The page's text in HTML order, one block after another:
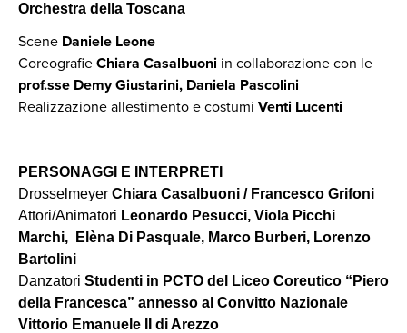
Orchestra della Toscana
Scene Daniele Leone
CoreografieChiara Casalbuoni in collaborazione con le
prof.sse Demy Giustarini, Daniela Pascolini
Realizzazione allestimento e costumi Venti Lucenti
PERSONAGGI E INTERPRETI
Drosselmeyer Chiara Casalbuoni / Francesco Grifoni
Attori/Animatori Leonardo Pesucci, Viola Picchi
Marchi, Elèna Di Pasquale, Marco Burberi, Lorenzo
Bartolini
Danzatori Studenti in PCTO del Liceo Coreutico “Piero
della Francesca” annesso al Convitto Nazionale
Vittorio Emanuele II di Arezzo